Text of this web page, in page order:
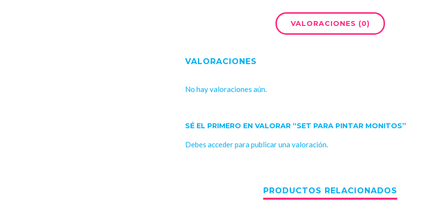
VALORACIONES (0)
VALORACIONES
No hay valoraciones aún.
SÉ EL PRIMERO EN VALORAR “SET PARA PINTAR MONITOS”
Debes accederpara publicar una valoración.
PRODUCTOS RELACIONADOS